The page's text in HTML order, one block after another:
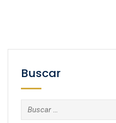
Buscar
Buscar: